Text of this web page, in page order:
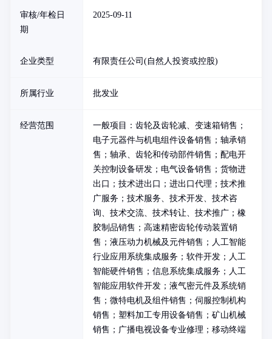
审核/年检日
期
2025-09-11
企业类型 有限责任公司(自然人投资或控股)
所属行业 批发业
经营范围
一般项目：齿轮及齿轮减、变速箱销售；
电子元器件与机电组件设备销售；轴承销
售；轴承、齿轮和传动部件销售；配电开
关控制设备研发；电气设备销售；货物进
出口；技术进出口；进出口代理；技术推
广服务；技术服务、技术开发、技术咨
询、技术交流、技术转让、技术推广；橡
胶制品销售；高速精密齿轮传动装置销
售；液压动力机械及元件销售；人工智能
行业应用系统集成服务；软件开发；人工
智能硬件销售；信息系统集成服务；人工
智能应用软件开发；液气密元件及系统销
售；微特电机及组件销售；伺服控制机构
销售；塑料加工专用设备销售；矿山机械
销售；广播电视设备专业修理；移动终端